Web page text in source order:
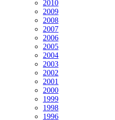
2010
2009
2008
2007
2006
2005
2004
2003
2002
2001
2000
1999
1998
1996